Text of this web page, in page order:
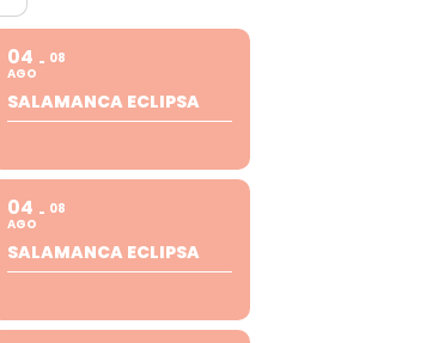
04
AGO
08
SALAMANCA ECLIPSA
04
AGO
08
SALAMANCA ECLIPSA